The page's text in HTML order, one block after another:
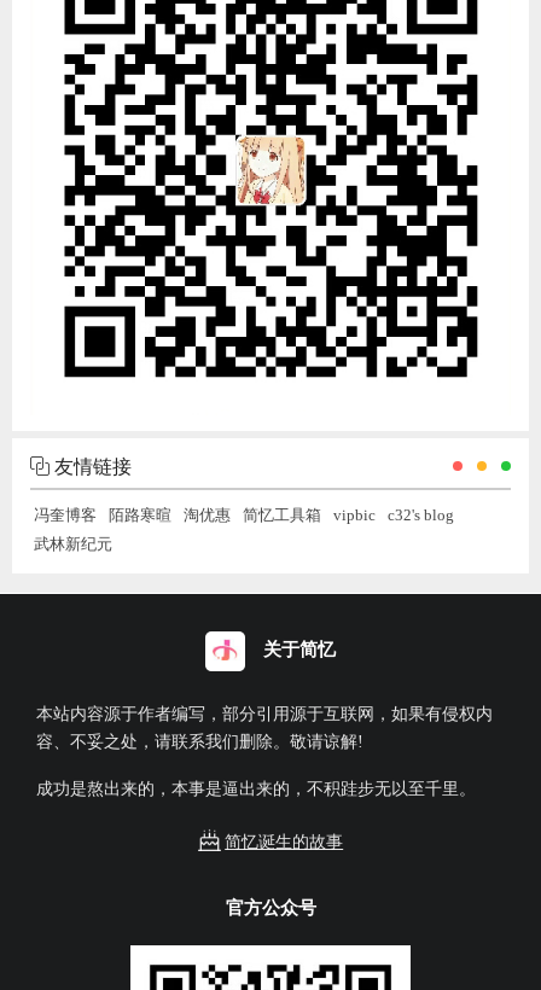
友情链接
冯奎博客 陌路寒暄 淘优惠 简忆工具箱 vipbic
c32's blog
武林新纪元
关于简忆
本站内容源于作者编写，部分引用源于互联网，如果有侵权内
容、不妥之处，请联系我们删除。敬请谅解!
成功是熬出来的，本事是逼出来的，不积跬步无以至千里。
简忆诞生的故事
官方公众号